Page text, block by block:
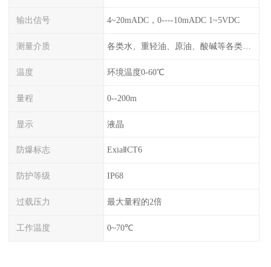
输出信号 4~20mADC，0----10mADC 1~5VDC
测量介质 各类水、重轻油、原油、酸碱等各类腐蚀液
温度 环境温度0-60℃
量程 0--200m
显示 液晶
防爆标志 ExiaⅡCT6
防护等级 IP68
过载压力 最大量程的2倍
工作温度 0~70℃